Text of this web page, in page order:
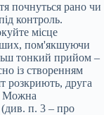
почнуться рано чи
контроль.
місце
пом'якшуючи
тонкий прийом –
із створенням
розкриють, друга
Можна
(див. п. 3 – про